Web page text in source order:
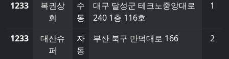
1233
복권상
회
수
동
대구 달성군 테크노중앙대로
240 1층 116호
1
1233
대산슈
퍼
자
동
부산 북구 만덕대로 166 2